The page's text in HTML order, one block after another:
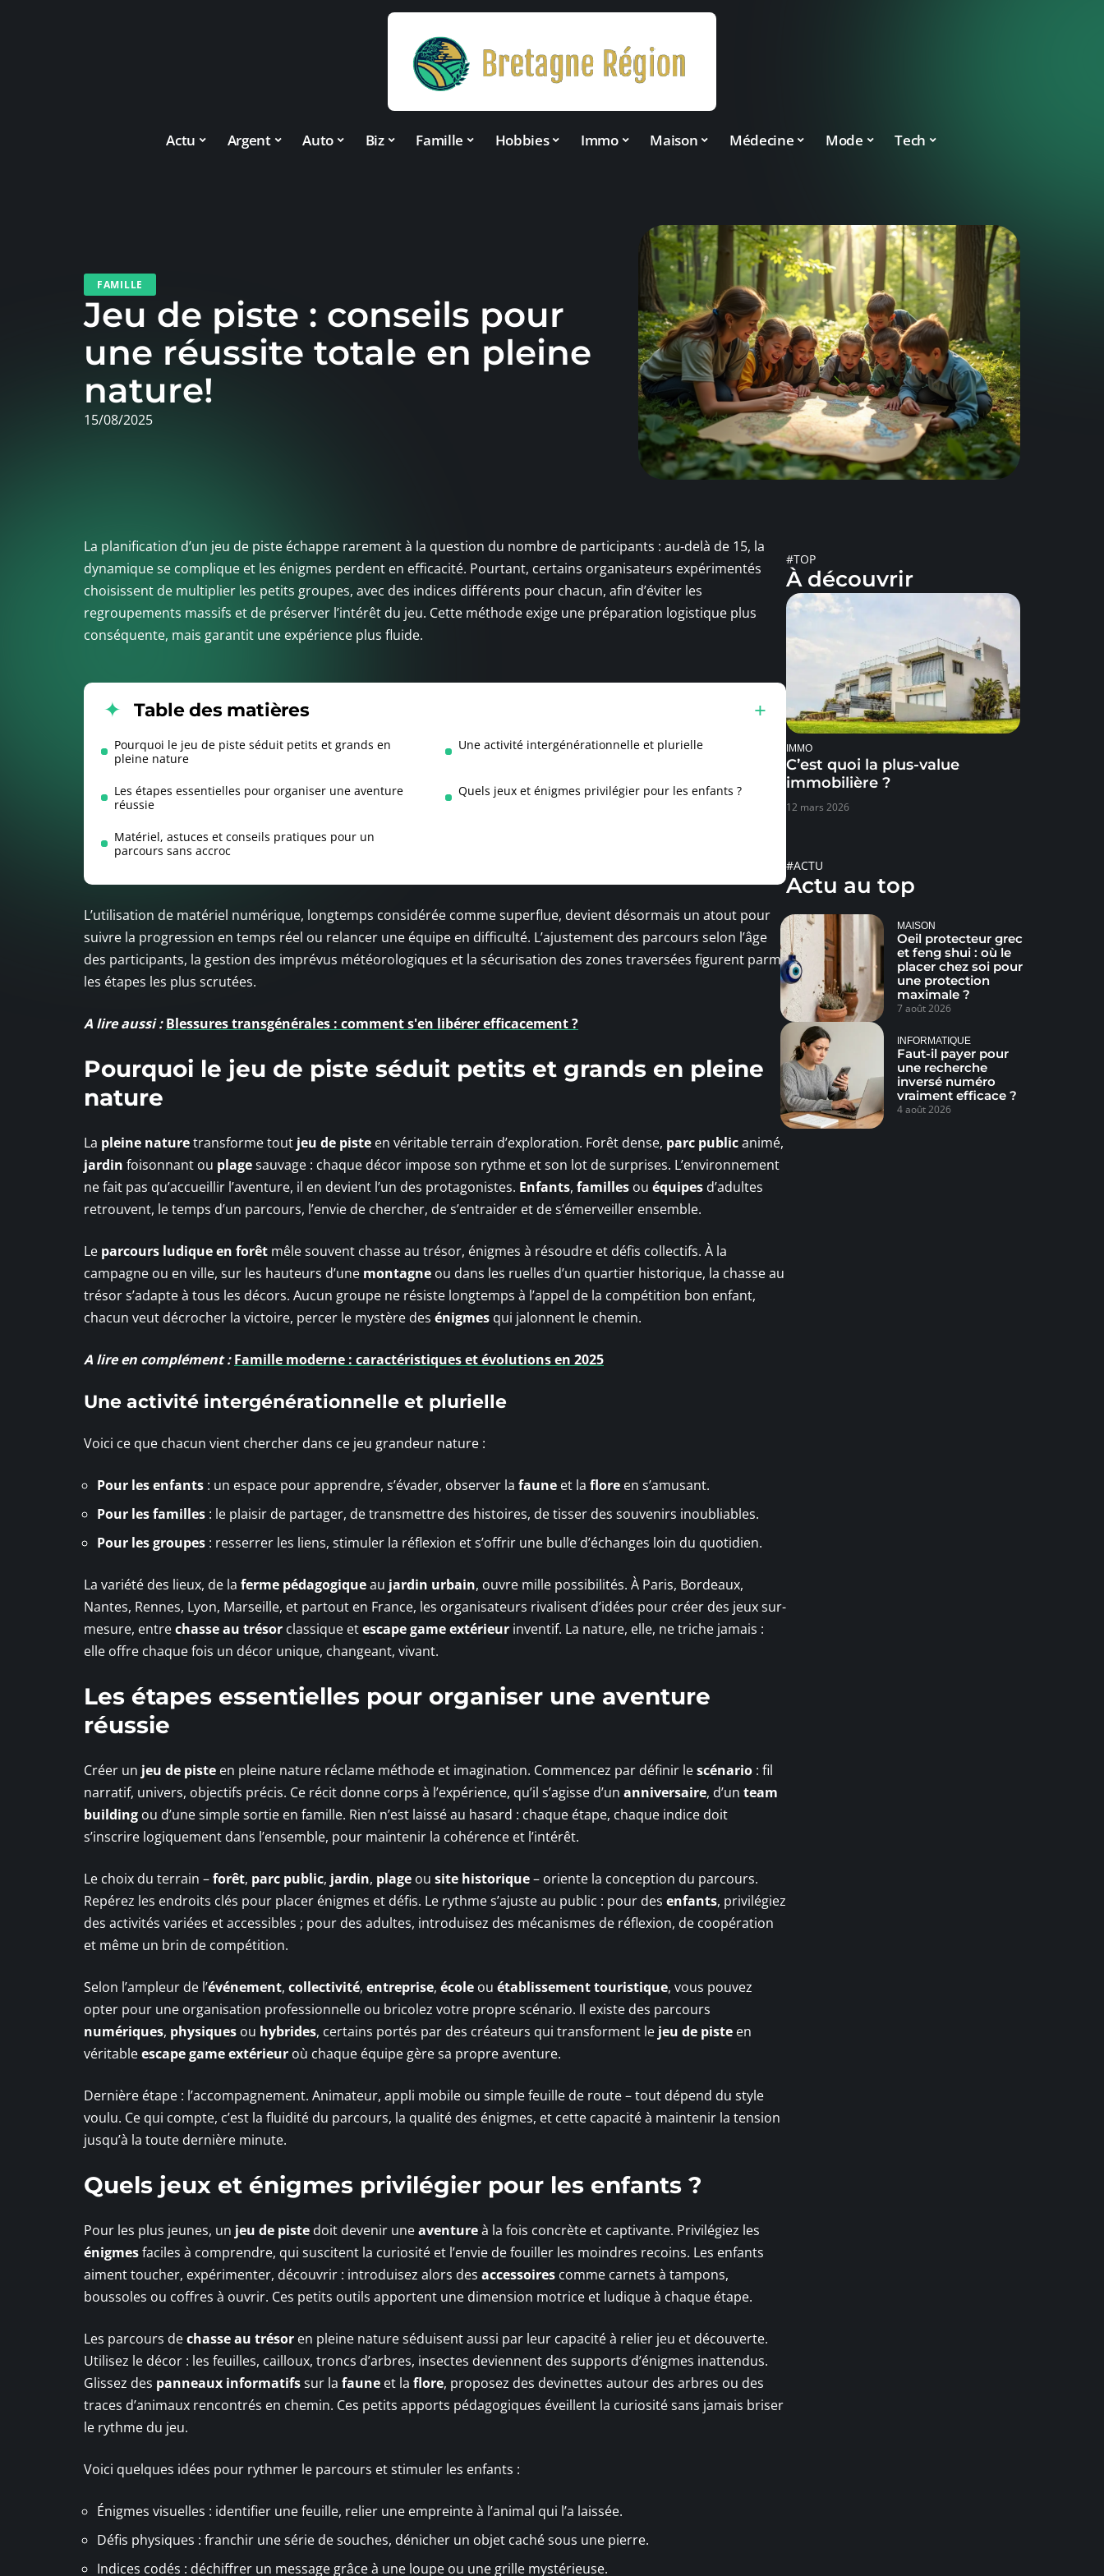
Actu Argent Auto Biz Famille Hobbies Immo Maison Médecine Mode Tech
FAMILLE
Jeu de piste : conseils pour
une réussite totale en pleine
nature!
15/08/2025
La planification d’un jeu de piste échappe rarement à la question du nombre de participants : au-delà de 15, la
dynamique se complique et les énigmes perdent en efficacité. Pourtant, certains organisateurs expérimentés
choisissent de multiplier les petits groupes, avec des indices différents pour chacun, afin d’éviter les
regroupements massifs et de préserver l’intérêt du jeu. Cette méthode exige une préparation logistique plus
conséquente, mais garantit une expérience plus fluide.
Table des matières
Pourquoi le jeu de piste séduit petits et grands en
pleine nature
Une activité intergénérationnelle et plurielle
Les étapes essentielles pour organiser une aventure
réussie
Quels jeux et énigmes privilégier pour les enfants ?
Matériel, astuces et conseils pratiques pour un
parcours sans accroc
L’utilisation de matériel numérique, longtemps considérée comme superflue, devient désormais un atout pour
suivre la progression en temps réel ou relancer une équipe en difficulté. L’ajustement des parcours selon l’âge
des participants, la gestion des imprévus météorologiques et la sécurisation des zones traversées figurent parmi
les étapes les plus scrutées.
A lire aussi : Blessures transgénérales : comment s'en libérer efficacement ?
Pourquoi le jeu de piste séduit petits et grands en pleine
nature
La pleine naturetransforme tout jeu de piste en véritable terrain d’exploration. Forêt dense, parc publicanimé,
jardin foisonnant ou plagesauvage : chaque décor impose son rythme et son lot de surprises. L’environnement
ne fait pas qu’accueillir l’aventure, il en devient l’un des protagonistes. Enfants, familles ou équipes d’adultes
retrouvent, le temps d’un parcours, l’envie de chercher, de s’entraider et de s’émerveiller ensemble.
Le parcours ludique en forêt mêle souvent chasse au trésor, énigmes à résoudre et défis collectifs. À la
campagne ou en ville, sur les hauteurs d’une montagne ou dans les ruelles d’un quartier historique, la chasse au
trésor s’adapte à tous les décors. Aucun groupe ne résiste longtemps à l’appel de la compétition bon enfant,
chacun veut décrocher la victoire, percer le mystère des énigmes qui jalonnent le chemin.
A lire en complément : Famille moderne : caractéristiques et évolutions en 2025
Une activité intergénérationnelle et plurielle
Voici ce que chacun vient chercher dans ce jeu grandeur nature :
Pour les enfants : un espace pour apprendre, s’évader, observer la faune et la flore en s’amusant.
Pour les familles : le plaisir de partager, de transmettre des histoires, de tisser des souvenirs inoubliables.
Pour les groupes : resserrer les liens, stimuler la réflexion et s’offrir une bulle d’échanges loin du quotidien.
La variété des lieux, de la ferme pédagogiqueau jardin urbain, ouvre mille possibilités. À Paris, Bordeaux,
Nantes, Rennes, Lyon, Marseille, et partout en France, les organisateurs rivalisent d’idées pour créer des jeux sur-
mesure, entrechasse au trésor classique etescape game extérieur inventif. La nature, elle, ne triche jamais :
elle offre chaque fois un décor unique, changeant, vivant.
Les étapes essentielles pour organiser une aventure
réussie
Créer un jeu de piste en pleine nature réclame méthode et imagination. Commencez par définir lescénario : fil
narratif, univers, objectifs précis. Ce récit donne corps à l’expérience, qu’il s’agisse d’un anniversaire, d’un team
building ou d’une simple sortie en famille. Rien n’est laissé au hasard : chaque étape, chaque indice doit
s’inscrire logiquement dans l’ensemble, pour maintenir la cohérence et l’intérêt.
Le choix du terrain –forêt, parc public, jardin, plage ou site historique– oriente la conception du parcours.
Repérez les endroits clés pour placer énigmes et défis. Le rythme s’ajuste au public : pour des enfants, privilégiez
des activités variées et accessibles ; pour des adultes, introduisez des mécanismes de réflexion, de coopération
et même un brin de compétition.
Selon l’ampleur de l’événement, collectivité, entreprise, école ou établissement touristique, vous pouvez
opter pour une organisation professionnelle ou bricolez votre propre scénario. Il existe des parcours
numériques, physiques ou hybrides, certains portés par des créateurs qui transforment le jeu de piste en
véritableescape game extérieur où chaque équipe gère sa propre aventure.
Dernière étape : l’accompagnement. Animateur, appli mobile ou simple feuille de route – tout dépend du style
voulu. Ce qui compte, c’est la fluidité du parcours, la qualité des énigmes, et cette capacité à maintenir la tension
jusqu’à la toute dernière minute.
Quels jeux et énigmes privilégier pour les enfants ?
Pour les plus jeunes, un jeu de piste doit devenir uneaventureà la fois concrète et captivante. Privilégiez les
énigmesfaciles à comprendre, qui suscitent la curiosité et l’envie de fouiller les moindres recoins. Les enfants
aiment toucher, expérimenter, découvrir : introduisez alors des accessoires comme carnets à tampons,
boussoles ou coffres à ouvrir. Ces petits outils apportent une dimension motrice et ludique à chaque étape.
Les parcours dechasse au trésor en pleine nature séduisent aussi par leur capacité à relier jeu et découverte.
Utilisez le décor : les feuilles, cailloux, troncs d’arbres, insectes deviennent des supports d’énigmes inattendus.
Glissez des panneaux informatifssur la faune et la flore, proposez des devinettes autour des arbres ou des
traces d’animaux rencontrés en chemin. Ces petits apports pédagogiques éveillent la curiosité sans jamais briser
le rythme du jeu.
Voici quelques idées pour rythmer le parcours et stimuler les enfants :
Énigmes visuelles : identifier une feuille, relier une empreinte à l’animal qui l’a laissée.
Défis physiques : franchir une série de souches, dénicher un objet caché sous une pierre.
Indices codés : déchiffrer un message grâce à une loupe ou une grille mystérieuse.
#TOP
À découvrir
IMMO
C’est quoi la plus-value
immobilière ?
12 mars 2026
#ACTU
Actu au top
MAISON
Oeil protecteur grec
et feng shui : où le
placer chez soi pour
une protection
maximale ?
7 août 2026
INFORMATIQUE
Faut-il payer pour
une recherche
inversé numéro
vraiment efficace ?
4 août 2026